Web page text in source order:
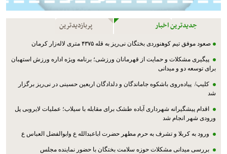
جدیدترین اخبار پربازدیدترین
صعود موفق تیم کوهنوردی بختگان نی‌ریز به قله ۴۳۷۵ متری لاله‌زار کرمان
پیگیری مشکلات و حمایت از قهرمانان ورزشی؛ برنامه ویژه اداره ورزش استهبان
برای توسعه دو و میدانی
کلیپ/ پیاده‌روی باشکوه جاماندگان و دلدادگان اربعین حسینی در نی‌ریز برگزار
شد
اقدام پیشگیرانه شهرداری آباده طشک برای مقابله با سیلاب؛ عملیات لایروبی پل
ورودی شهر انجام شد
ورود به کربلا و تشرف به حرم مطهر حضرت اباعبدالله ع وابوالفضل العباس ع
بررسی میدانی مشکلات حوزه سلامت بختگان با حضور نماینده مجلس